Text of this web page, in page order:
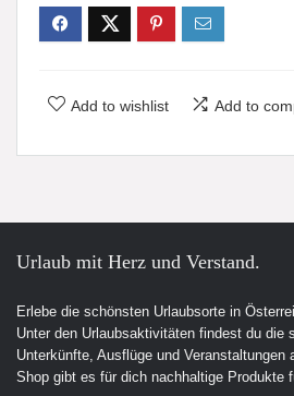
Add to wishlist Add to
Urlaub mit Herz und Verstand.
Erlebe die schönsten Urlaubsorte in
Unter den Urlaubsaktivitäten findest du die
Unterkünfte, Ausflüge und Veranstaltungen
Shop gibt es für dich nachhaltige Produkte